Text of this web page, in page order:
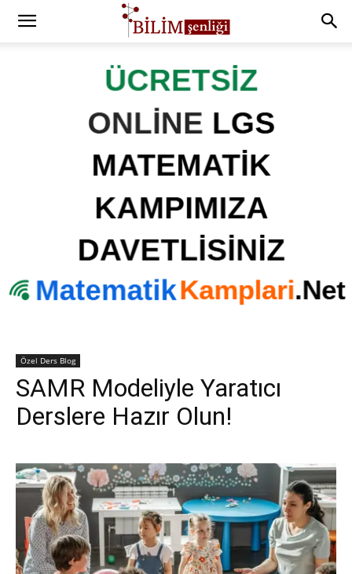
Özel Ders Blog
SAMR Modeliyle Yaratıcı
Derslere Hazır Olun!